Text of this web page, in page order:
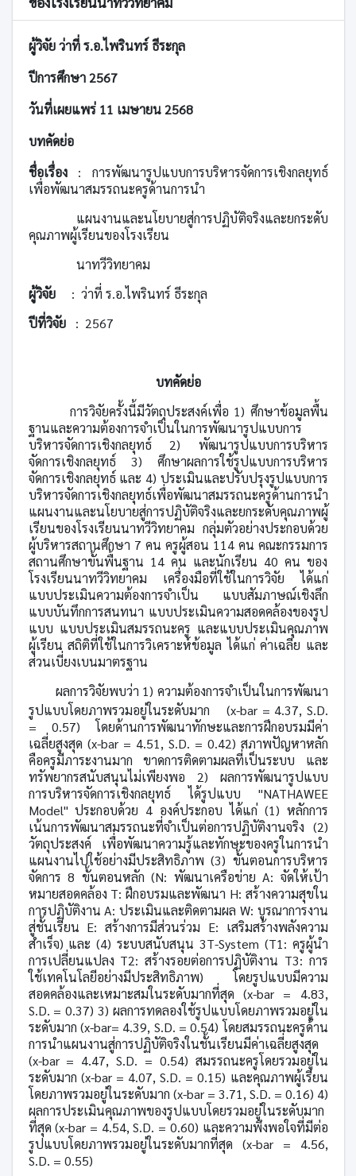
ผู้วิจัย ว่าที่ ร.อ.ไพรินทร์ ธีระกุล
ปีการศึกษา 2567
วันที่เผยแพร่ 11 เมษายน 2568
บทคัดย่อ
ชื่อเรื่อง
:
การพัฒนารูปแบบการบริหารจัดการเชิงกลยุทธ์
เพื่อพัฒนาสมรรถนะครูด้านการนำ
แผนงานและนโยบายสู่การปฏิบัติจริงและยกระดับ
คุณภาพผู้เรียนของโรงเรียน
นาทวีวิทยาคม
ผู้วิจัย
: ว่าที่ ร.อ.ไพรินทร์ ธีระกุล
ปีที่วิจัย : 2567
บทคัดย่อ
การวิจัยครั้งนี้มีวัตถุประสงค์เพื่อ 1) ศึกษาข้อมูลพื้น
ฐานและความต้องการจำเป็นในการพัฒนารูปแบบการ
บริหารจัดการเชิงกลยุทธ์ 2) พัฒนารูปแบบการบริหาร
จัดการเชิงกลยุทธ์ 3) ศึกษาผลการใช้รูปแบบการบริหาร
จัดการเชิงกลยุทธ์ และ 4) ประเมินและปรับปรุงรูปแบบการ
บริหารจัดการเชิงกลยุทธ์เพื่อพัฒนาสมรรถนะครูด้านการนำ
แผนงานและนโยบายสู่การปฏิบัติจริงและยกระดับคุณภาพผู้
เรียนของโรงเรียนนาทวีวิทยาคม กลุ่มตัวอย่างประกอบด้วย
ผู้บริหารสถานศึกษา 7 คน ครูผู้สอน 114 คน คณะกรรมการ
สถานศึกษาขั้นพื้นฐาน 14 คน และนักเรียน 40 คน ของ
โรงเรียนนา‍ทวีวิทยาคม เครื่องมือที่ใช้ในการวิจัย ได้แก่
แบบประเมินความต้องการจำเป็น แบบสัมภาษณ์เชิงลึก
แบบบันทึกการสนทนา แบบประเมินความสอดคล้องของรูป
แบบ แบบประเมินสมรรถนะครู และแบบประเมินคุณภาพ
ผู้เรียน สถิติที่ใช้ในการวิเคราะห์ข้อมูล ได้แก่ ค่าเฉลี่ย และ
ส่วนเบี่ยงเบนมาตรฐาน
ผลการวิจัยพบว่า 1) ความต้องการจำเป็นในการพัฒนา
รูปแบบโดยภาพรวมอยู่ในระดับมาก (x-bar = 4.37, S.D.
= 0.57) โดยด้านการพัฒนาทักษะและการฝึกอบรมมีค่า
เฉลี่ยสูงสุด (x-bar= 4.51 , S.D. = 0.42) สภาพปัญหาหลัก
คือครูมีภาระงานมาก ขาดการติดตามผลที่เป็นระบบ และ
ทรัพยากรสนับสนุนไม่เพียงพอ 2) ผลการพัฒนารูปแบบ
การบริหารจัดการเชิงกลยุทธ์ ได้รูปแบบ "NATHAWEE
Model"ประกอบด้วย 4 องค์ประกอบ ได้แก่ (1) หลักการ
เน้นการพัฒนาสมรรถนะที่จำเป็นต่อการปฏิบัติงานจริง (2)
วัตถุประสงค์ เพื่อพัฒนาความรู้และทักษะของครูในการนำ
แผนงานไปใช้อย่างมีประสิทธิภาพ (3) ขั้นตอนการบริหาร
จัดการ 8 ขั้นตอนหลัก (N: พัฒนาเครือข่าย A: จัดให้เป้า
หมายสอดคล้อง T: ฝึกอบรมและพัฒนา H: สร้างความสุขใน
การปฏิบัติงานA: ประเมินและติดตามผล W: บูรณาการงาน
สู่ชั้นเรียน E: สร้างการมีส่วนร่วม E: เสริมสร้างพลังความ
สำเร็จ) และ (4) ระบบสนับสนุน 3T-System (T1: ครูผู้นำ
การเปลี่ยนแปลง T2: สร้างรอยต่อการปฏิบัติงาน T3: การ
ใช้เทคโนโลยีอย่างมีประสิทธิภาพ) โดยรูปแบบมีความ
สอดคล้องและเหมาะสมในระดับมากที่สุด (x-bar= 4.83,
S.D. = 0.37) 3) ผลการทดลองใช้รูปแบบโดยภาพรวมอยู่ใน
ระดับมาก (x-bar= 4.39, S.D. =0.54) โดยสมรรถนะครูด้าน
การนำแผนงานสู่การปฏิบัติจริงในชั้นเรียนมีค่าเฉลี่ยสูงสุด
(x-bar= 4.47, S.D. = 0.54) สมรรถนะครูโดยรวมอยู่ใน
ระดับมาก (x-bar= 4.07, S.D. =0.15) และคุณภาพผู้เรียน
โดยภาพรวมอยู่ในระดับมาก (x-bar= 3.71 , S.D. = 0.16) 4)
ผลการประเมินคุณภาพของรูปแบบโดยรวมอยู่ในระดับมาก
ที่สุด (x-bar = 4.54, S.D. = 0.60) และความพึงพอใจที่มีต่อ
รูปแบบโดยภาพรวมอยู่ในระดับมากที่สุด (x-bar= 4.56,
S.D. = 0.55)